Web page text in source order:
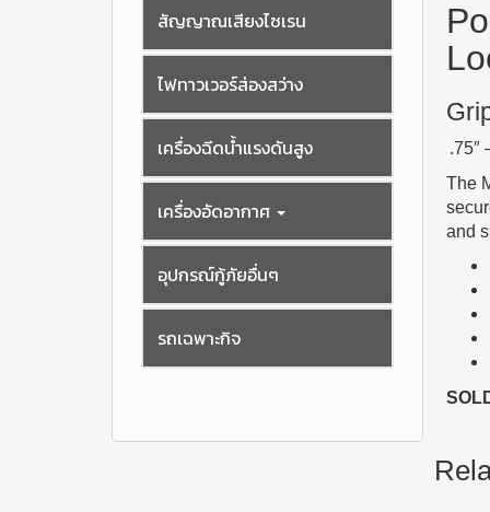
สัญญาณเสียงไซเรน
ไฟทาวเวอร์ส่องสว่าง
เครื่องฉีดน้ำแรงดันสูง
เครื่องอัดอากาศ
อุปกรณ์กู้ภัยอื่นๆ
รถเฉพาะกิจ
.75″
The
and